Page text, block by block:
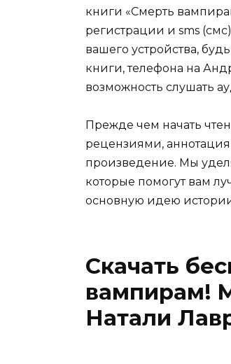
книги «Смерть
регистрации и sms
вашего устройства,
книги, телефона на
возможность слушать
Прежде чем начать
рецензиями,
произведение. Мы
которые помогут вам
основную идею
Скачать
вампирам!
Натали